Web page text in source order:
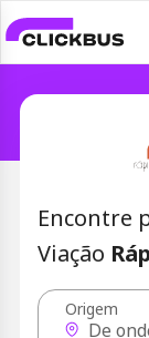
Encontre
Viação
Origem